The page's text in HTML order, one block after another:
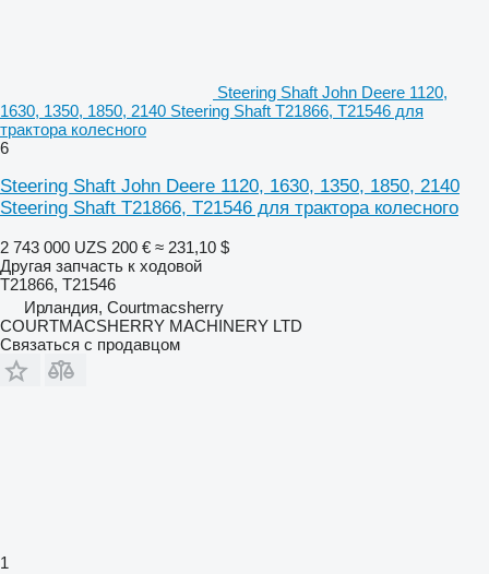
Steering Shaft John Deere 1120,
1630, 1350, 1850, 2140 Steering Shaft T21866, T21546 для
трактора колесного
6
Steering Shaft John Deere 1120, 1630, 1350, 1850, 2140
Steering Shaft T21866, T21546 для трактора колесного
2 743 000 UZS 200 € ≈ 231,10 $
Другая запчасть к ходовой
T21866, T21546
Ирландия, Courtmacsherry
COURTMACSHERRY MACHINERY LTD
Связаться с продавцом
1